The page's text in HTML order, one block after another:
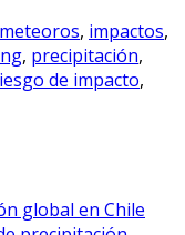
, impactos,
, precipitación,
de impacto,
global en Chile